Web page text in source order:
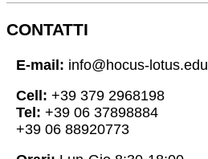
CONTATTI
E-mail: info@hocus-lotus.edu
Cell: +39 379 2968198
Tel: +39 06 37898884
+39 06 88920773